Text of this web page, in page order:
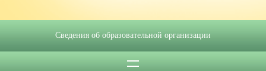
«Наркомания –
проблема для всех»
Сведения об образовательной организации